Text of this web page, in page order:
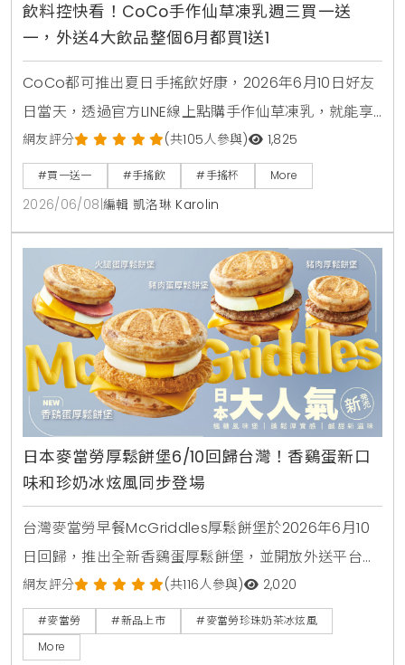
飲料控快看！CoCo手作仙草凍乳週三買一送
一，外送4大飲品整個6月都買1送1
CoCo都可推出夏日手搖飲好康，2026年6月10日好友
日當天，透過官方LINE線上點購手作仙草凍乳，就能享
有第2杯0元買1送1優惠。另外整個6月份，foodpanda
外送平台也同步推出茉香凍奶綠、芒果綠茶、四季珍椰
青、粉角生椰拿鐵等4大品項買1送1，讓大家在炎熱夏天
不用出門也能省錢消暑。
網友評分 (共105人參與) 1,825
#買一送一 #手搖飲 #手搖杯 More
2026/06/08 編輯 凱洛琳 Karolin
日本麥當勞厚鬆餅堡6/10回歸台灣！香鷄蛋新口
味和珍奶冰炫風同步登場
台灣麥當勞早餐McGriddles厚鬆餅堡於2026年6月10
日回歸，推出全新香鷄蛋厚鬆餅堡，並開放外送平台購
買。社群人氣冰品珍珠奶茶冰炫風同步限量回歸，完整
販售時間與價格品項快來看。
網友評分 (共116人參與) 2,020
#麥當勞 #新品上市
#麥當勞珍珠奶茶冰炫風
More